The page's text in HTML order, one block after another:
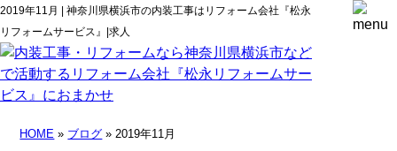
2019年11月 | 神奈川県横浜市の内装工事はリフォーム会社『松永
リフォームサービス』|求人
HOME » ブログ » 2019年11月